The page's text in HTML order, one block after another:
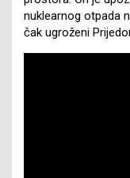
nuklearnog otpada
čak ugroženi